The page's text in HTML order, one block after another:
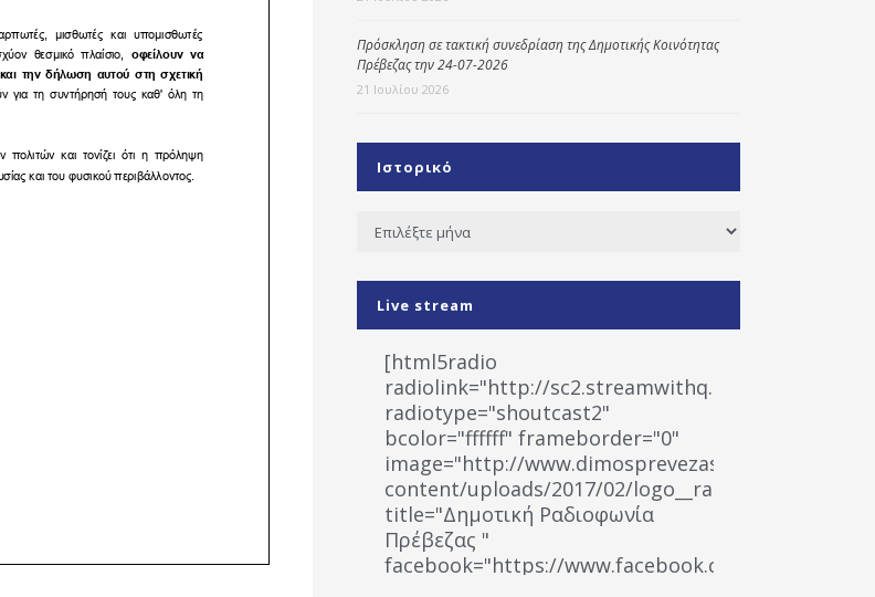
Πρόσκληση σε τακτική συνεδρίαση της Δημοτικής Κοινότητας
Πρέβεζας την 24-07-2026
21 Ιουλίου 2026
Ιστορικό
Ιστορικό
Live stream
[html5radio
radiolink="http://sc2.streamwithq.com:8028/
radiotype="shoutcast2"
bcolor="ffffff" frameborder="0"
image="http://www.dimosprevezas.gr/wp-
content/uploads/2017/02/logo__radiofonias.jpg"
title="Δημοτική Ραδιοφωνία
Πρέβεζας "
facebook="https://www.facebook.com/